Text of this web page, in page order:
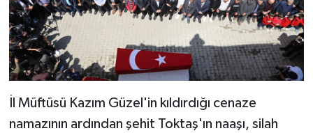
İl Müftüsü Kazım Güzel'in kıldırdığı cenaze
namazının ardından şehit Toktaş'ın naaşı, silah
Çorum Müftülüğü
Denizli Müftülüğü
Diyarbakır Müftülüğü
Biyografiler
Diyanet TV
İhtida Haberleri